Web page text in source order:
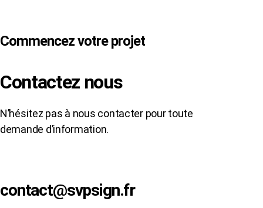
Commencez votre projet
Contactez nous
N’hésitez pas à nous contacter pour toute
demande d’information.
contact@svpsign.fr